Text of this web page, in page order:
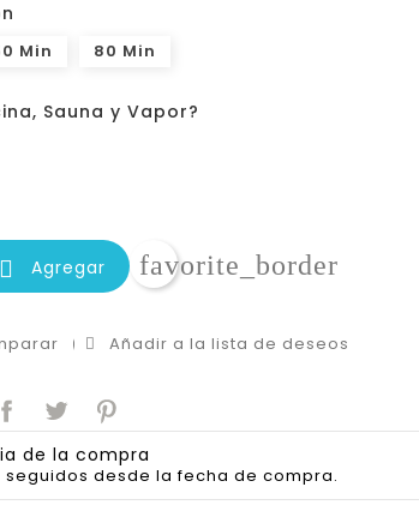
Min 80 Min
Sauna y Vapor?
 Agregar favorite_border
Añadir a la lista de deseos
de la compra
seguidos desde la fecha de compra.